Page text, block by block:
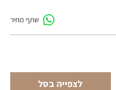
שתף מחיר
לצפייה בסל